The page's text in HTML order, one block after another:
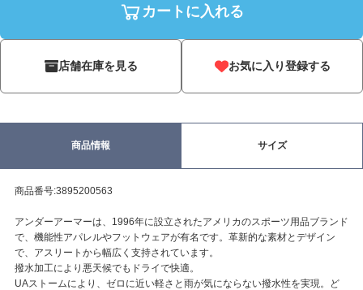
カートに入れる
店舗在庫を見る お気に入り登録する
商品情報 サイズ
商品番号:3895200563
アンダーアーマーは、1996年に設立されたアメリカのスポーツ用品ブランド
で、機能性アパレルやフットウェアが有名です。革新的な素材とデザイン
で、アスリートから幅広く支持されています。
撥水加工により悪天候でもドライで快適。
UAストームにより、ゼロに近い軽さと雨が気にならない撥水性を実現。ど